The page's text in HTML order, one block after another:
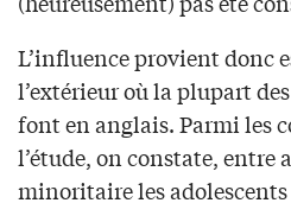
L’influence provient donc
l’extérieur où la plupart
font en anglais. Parmi les
l’étude, on constate, entre
minoritaire les